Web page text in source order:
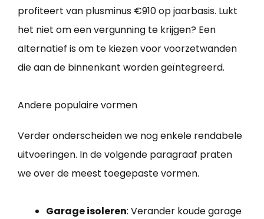
profiteert van plusminus €910 op jaarbasis. Lukt
het niet om een vergunning te krijgen? Een
alternatief is om te kiezen voor voorzetwanden
die aan de binnenkant worden geïntegreerd.
Andere populaire vormen
Verder onderscheiden we nog enkele rendabele
uitvoeringen. In de volgende paragraaf praten
we over de meest toegepaste vormen.
Garage isoleren: Verander koude garage